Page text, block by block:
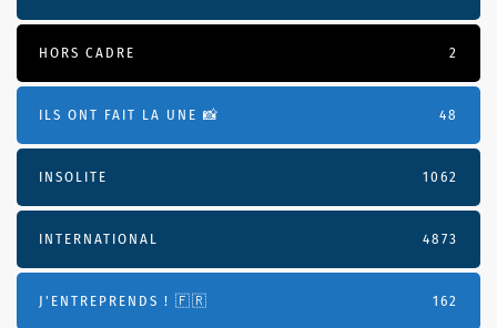
HORS CADRE 2
ILS ONT FAIT LA UNE 📸 48
INSOLITE 1062
INTERNATIONAL 4873
J'ENTREPRENDS ! 🇫🇷 162